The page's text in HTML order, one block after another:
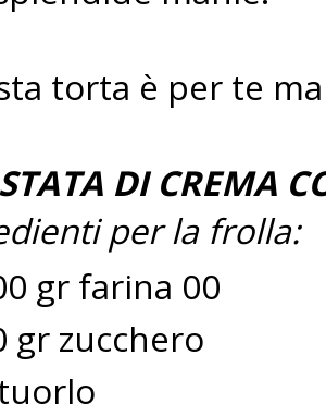
torta è per te
DI CREMA
per la frolla:
gr farina 00
gr zucchero